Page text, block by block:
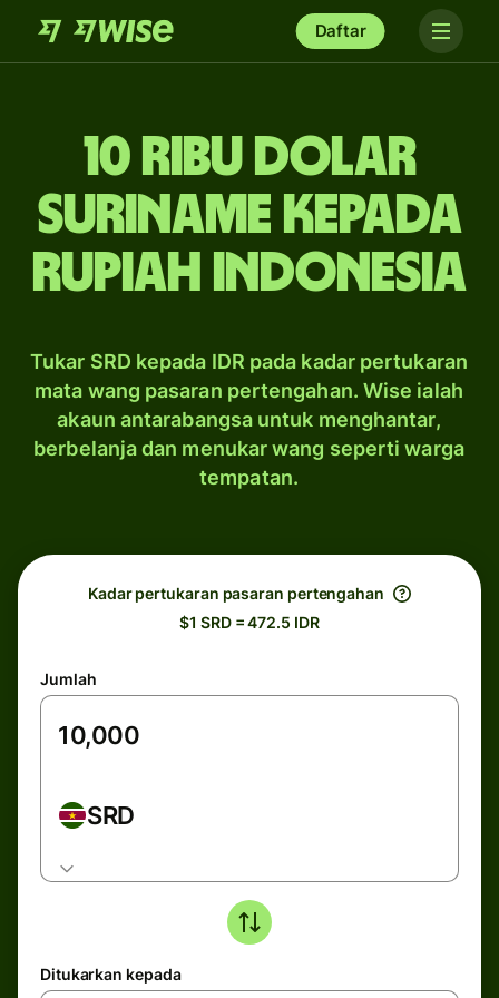
Daftar
10 ribu dolar
Suriname kepada
rupiah Indonesia
Tukar SRD kepada IDR pada kadar pertukaran
mata wang pasaran pertengahan. Wise ialah
akaun antarabangsa untuk menghantar,
berbelanja dan menukar wang seperti warga
tempatan.
Kadar pertukaran pasaran pertengahan
$1 SRD = 472.5 IDR
Jumlah
SRD
Ditukarkan kepada